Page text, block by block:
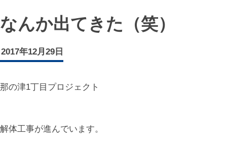
なんか出てきた（笑）
2017年12月29日
那の津1丁目プロジェクト
解体工事が進んでいます。